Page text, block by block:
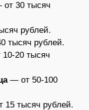
30 тысяч
рублей.
тысяч рублей.
20 тысяч
— от 50-100
15 тысяч рублей.